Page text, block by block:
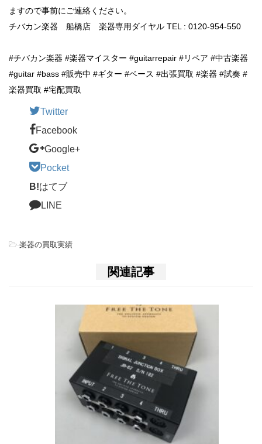
ますので事前にご連絡ください。
チバカン楽器 船橋店 楽器専用ダイヤル TEL : 0120-954-550
#チバカン楽器 #楽器マイスター #guitarrepair #リペア #中古楽器
#guitar #bass #販売中 #ギター #ベース #出張買取 #楽器 #試奏 #
楽器買取 #宅配買取
Twitter
Facebook
Google+
Pocket
B!はてブ
LINE
-楽器の買取実績
関連記事